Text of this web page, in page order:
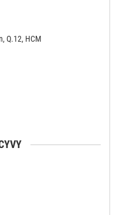
Q.12, HCM